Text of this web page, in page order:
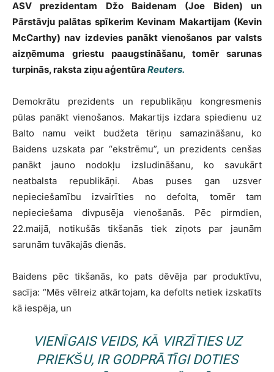
ASV prezidentam Džo Baidenam (Joe Biden) un
Pārstāvju palātas spīkerim Kevinam Makartijam (Kevin
McCarthy) nav izdevies panākt vienošanos par valsts
aizņēmuma griestu paaugstināšanu, tomēr sarunas
turpinās, raksta ziņu aģentūra Reuters.
Demokrātu prezidents un republikāņu kongresmenis
pūlas panākt vienošanos. Makartijs izdara spiedienu uz
Balto namu veikt budžeta tēriņu samazināšanu, ko
Baidens uzskata par “ekstrēmu”, un prezidents cenšas
panākt jauno nodokļu izsludināšanu, ko savukārt
neatbalsta republikāņi. Abas puses gan uzsver
nepieciešamību izvairīties no defolta, tomēr tam
nepieciešama divpusēja vienošanās. Pēc pirmdien,
22.maijā, notikušās tikšanās tiek ziņots par jaunām
sarunām tuvākajās dienās.
Baidens pēc tikšanās, ko pats dēvēja par produktīvu,
sacīja: “Mēs vēlreiz atkārtojam, ka defolts netiek izskatīts
kā iespēja, un
VIENĪGAIS VEIDS, KĀ VIRZĪTIES UZ
PRIEKŠU, IR GODPRĀTĪGI DOTIES